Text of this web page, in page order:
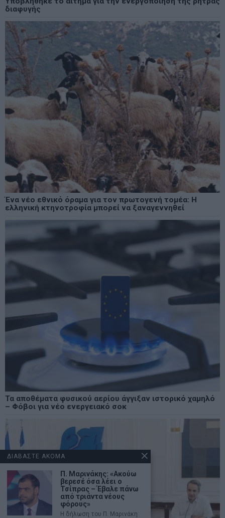
διαφυγής
Ένα νέο εθνικό όραμα για τον πρωτογενή τομέα: Η
ελληνική κτηνοτροφία μπορεί να ξαναγεννηθεί
Τα αποθέματα φυσικού αερίου άγγιξαν ιστορικό χαμηλό
– Φόβοι για νέο ενεργειακό σοκ
ΔΙΑΒΑΣΤΕ ΑΚΟΜΑ
Π. Μαρινάκης: «Ακούω
βερεσέ όσα λέει ο
Τσίπρας – Έβαλε πάνω
από τριάντα νέους
φόρους»
Η δήλωση του Π. Μαρινάκη